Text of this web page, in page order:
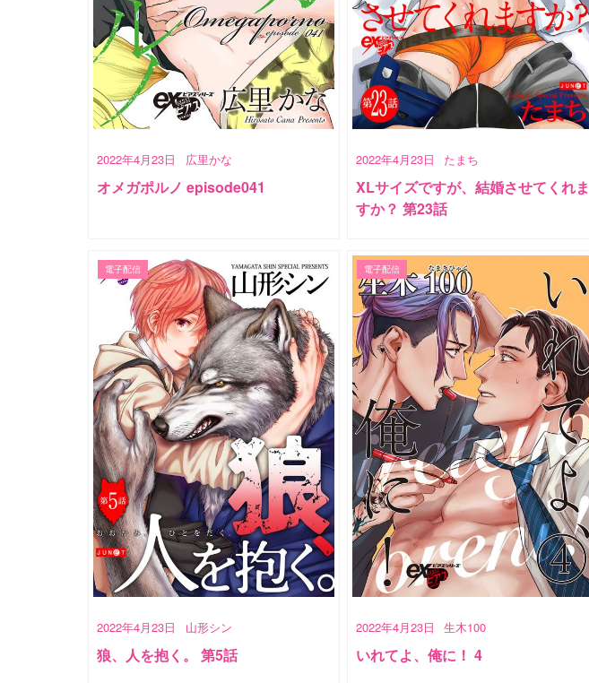
2022年4月23日 広里かな
オメガポルノ episode041
2022年4月23日 たまち
XLサイズですが、結婚させてくれま
すか？ 第23話
2022年4月23日 山形シン
電子配信
狼、人を抱く。 第5話
2022年4月23日 生木100
電子配信
いれてよ、俺に！ 4